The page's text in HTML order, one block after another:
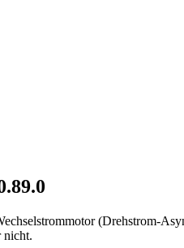
(Drehstrom-
nicht.